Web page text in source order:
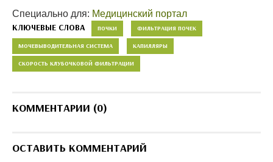
Специально для: Медицинский портал
КЛЮЧЕВЫЕ СЛОВА ПОЧКИ ФИЛЬТРАЦИЯ ПОЧЕК
МОЧЕВЫВОДИТЕЛЬНАЯ СИСТЕМА КАПИЛЛЯРЫ
СКОРОСТЬ КЛУБОЧКОВОЙ ФИЛЬТРАЦИИ
КОММЕНТАРИИ (0)
ОСТАВИТЬ КОММЕНТАРИЙ